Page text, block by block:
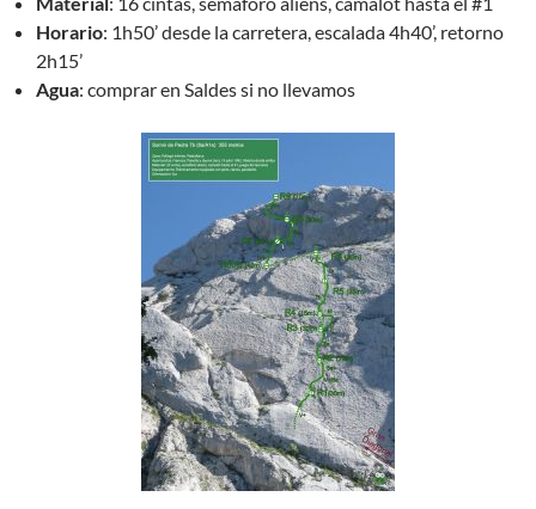
Horario: 1h50’ desde la carretera, escalada 4h40’, retorno
2h15’
Agua: comprar en Saldes si no llevamos